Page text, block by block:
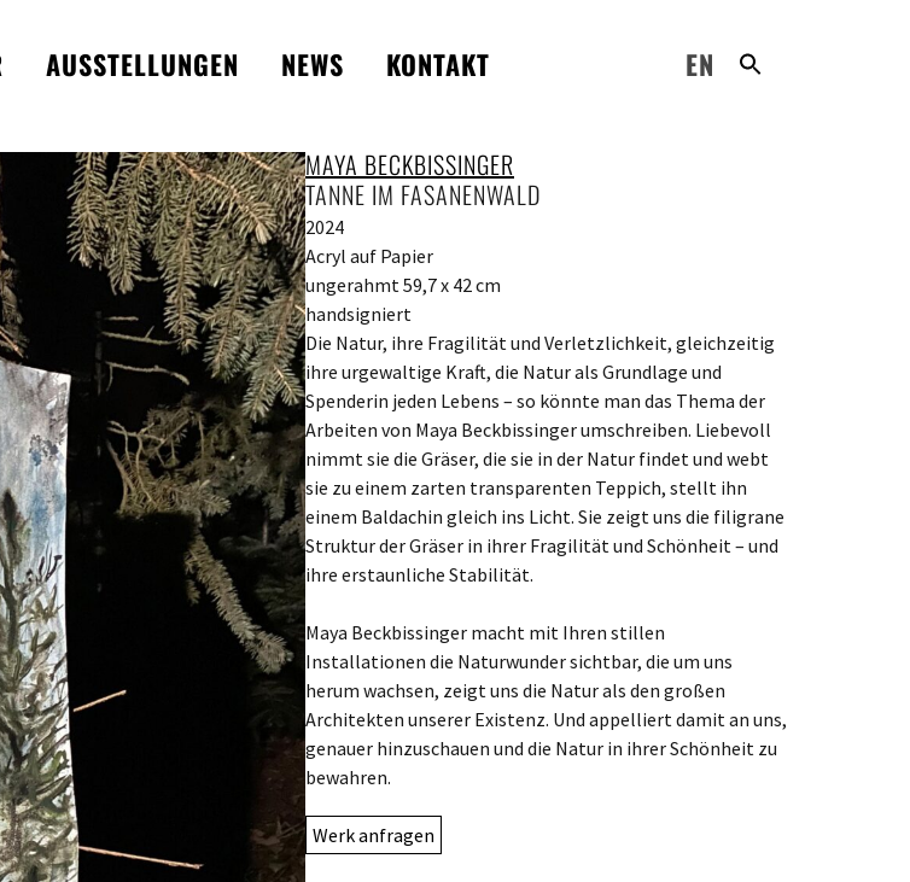
AUSSTELLUNGEN NEWS KONTAKT EN
MAYA BECKBISSINGER
TANNE IM FASANENWALD
2024
Acryl auf Papier
ungerahmt 59,7 x 42 cm
handsigniert
Die Natur, ihre Fragilität und Verletzlichkeit, gleichzeitig
ihre urgewaltige Kraft, die Natur als Grundlage und
Spenderin jeden Lebens – so könnte man das Thema der
Arbeiten von Maya Beckbissinger umschreiben. Liebevoll
nimmt sie die Gräser, die sie in der Natur findet und webt
sie zu einem zarten transparenten Teppich, stellt ihn
einem Baldachin gleich ins Licht. Sie zeigt uns die filigrane
Struktur der Gräser in ihrer Fragilität und Schönheit – und
ihre erstaunliche Stabilität.
Maya Beckbissinger macht mit Ihren stillen
Installationen die Naturwunder sichtbar, die um uns
herum wachsen, zeigt uns die Natur als den großen
Architekten unserer Existenz. Und appelliert damit an uns,
genauer hinzuschauen und die Natur in ihrer Schönheit zu
bewahren.
Werk anfragen